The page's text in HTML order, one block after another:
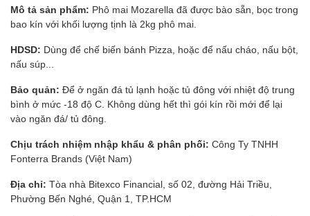
Mô tả sản phẩm: Phô mai Mozarella đã được bào sẵn, bọc trong
bao kín với khối lượng tịnh là 2kg phô mai.
HDSD: Dùng để chế biến bánh Pizza, hoặc để nấu cháo, nấu bột,
nấu súp...
Bảo quản: Để ở ngăn đá tủ lạnh hoặc tủ đông với nhiệt độ trung
bình ở mức -18 độ C. Không dùng hết thì gói kín rồi mới để lại
vào ngăn đá/ tủ đông.
Chịu trách nhiệm nhập khẩu & phân phối: Công Ty TNHH
Fonterra Brands (Việt Nam)
Địa chỉ: Tòa nhà Bitexco Financial, số 02, đường Hải Triều,
Phường Bến Nghé, Quận 1, TP.HCM